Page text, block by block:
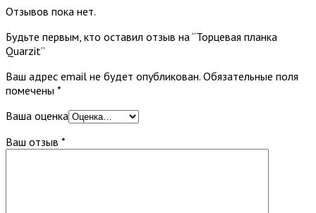
Отзывов пока нет.
Будьте первым, кто оставил отзыв на “Торцевая планка
Quarzit”
Ваш адрес email не будет опубликован. Обязательные поля
помечены *
Ваша оценка
Ваш отзыв *